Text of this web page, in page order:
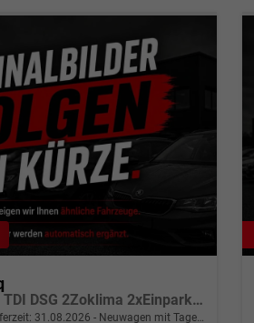
Extra Plus 2,0 TDI DSG 2Zoklima 2xEinparkhilfe AHK Kamera Sitzheizung beheiztes Lenkrad
31.08.2026 Neuwagen mit Tageszulassung